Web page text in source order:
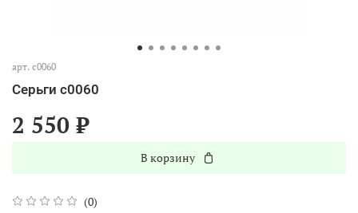
арт. с0060
Серьги с0060
(0)
2 550 ₽
В корзину